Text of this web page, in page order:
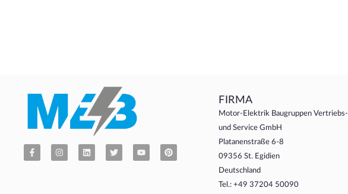
FIRMA
Motor-Elektrik Baugruppen Vertriebs-
und Service GmbH
Platanenstraße 6-8
09356 St. Egidien
Deutschland
Tel.: +49 37204 50090